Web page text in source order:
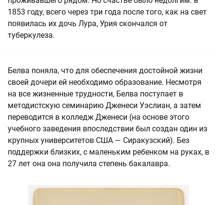
1853 году, всего через три года после того, как на свет
появилась их дочь Лура, Урия скончался от
туберкулеза.
Белва поняла, что для обеспечения достойной жизни
своей дочери ей необходимо образование. Несмотря
на все жизненные трудности, Белва поступает в
методистскую семинарию Дженеси Уэслиан, а затем
переводится в колледж Дженеси (на основе этого
учебного заведения впоследствии был создан один из
крупных университетов США — Сиракузский). Без
поддержки близких, с маленьким ребенком на руках, в
27 лет она она получила степень бакалавра.